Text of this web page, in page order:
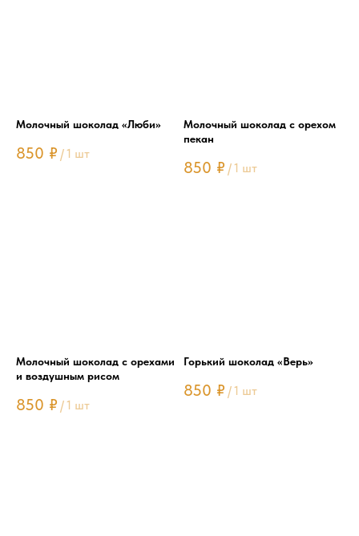
Молочный шоколад «Люби»
850 ₽ /1 шт
Молочный шоколад с орехом
пекан
850 ₽ /1 шт
Молочный шоколад с орехами
и воздушным рисом
850 ₽ /1 шт
Горький шоколад «Верь»
850 ₽ /1 шт